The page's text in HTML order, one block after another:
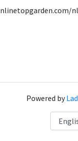
Powered by